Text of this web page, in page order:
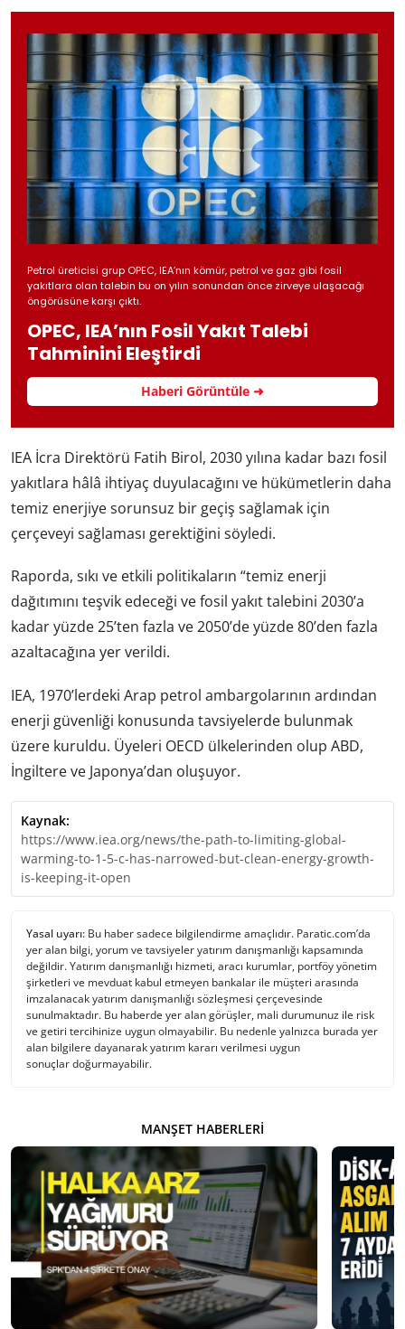
Petrol üreticisi grup OPEC, IEA’nın kömür, petrol ve gaz gibi fosil
yakıtlara olan talebin bu on yılın sonundan önce zirveye ulaşacağı
öngörüsüne karşı çıktı.
OPEC, IEA’nın Fosil Yakıt Talebi
Tahminini Eleştirdi
Haberi Görüntüle ➜
IEA İcra Direktörü Fatih Birol, 2030 yılına kadar bazı fosil
yakıtlara hâlâ ihtiyaç duyulacağını ve hükümetlerin daha
temiz enerjiye sorunsuz bir geçiş sağlamak için
çerçeveyi sağlaması gerektiğini söyledi.
Raporda, sıkı ve etkili politikaların “temiz enerji
dağıtımını teşvik edeceği ve fosil yakıt talebini 2030’a
kadar yüzde 25’ten fazla ve 2050’de yüzde 80’den fazla
azaltacağına yer verildi.
IEA, 1970’lerdeki Arap petrol ambargolarının ardından
enerji güvenliği konusunda tavsiyelerde bulunmak
üzere kuruldu. Üyeleri OECD ülkelerinden olup ABD,
İngiltere ve Japonya’dan oluşuyor.
Kaynak:
https://www.iea.org/news/the-path-to-limiting-global-
warming-to-1-5-c-has-narrowed-but-clean-energy-growth-
is-keeping-it-open
Yasal uyarı: Bu haber sadece bilgilendirme amaçlıdır. Paratic.com’da
yer alan bilgi, yorum ve tavsiyeler yatırım danışmanlığı kapsamında
değildir. Yatırım danışmanlığı hizmeti, aracı kurumlar, portföy yönetim
şirketleri ve mevduat kabul etmeyen bankalar ile müşteri arasında
imzalanacak yatırım danışmanlığı sözleşmesi çerçevesinde
sunulmaktadır. Bu haberde yer alan görüşler, mali durumunuz ile risk
ve getiri tercihinize uygun olmayabilir. Bu nedenle yalnızca burada yer
alan bilgilere dayanarak yatırım kararı verilmesi uygun
sonuçlar doğurmayabilir.
MANŞET HABERLERI